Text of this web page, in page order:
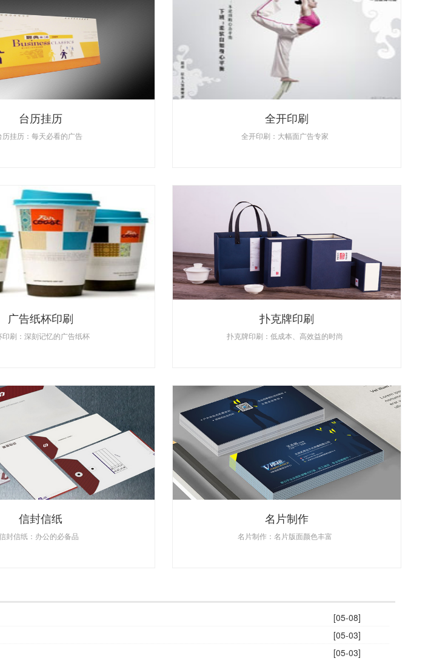
台历挂历
历挂历：每天必看的广告
全开印刷
全开印刷：大幅面广告专家
广告纸杯印刷
印刷：深刻记忆的广告纸杯
扑克牌印刷
扑克牌印刷：低成本、高效益的时尚
信封信纸
封信纸：办公的必备品
名片制作
名片制作：名片版面颜色丰富
[05-08]
[05-03]
[05-03]